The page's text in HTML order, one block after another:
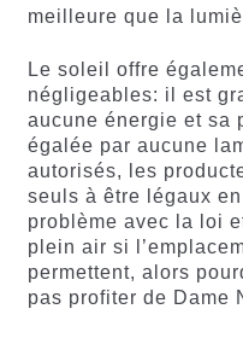
meilleure que la
Le soleil offre
négligeables: il est
aucune énergie et sa
égalée par aucune
autorisés, les
seuls à être légaux
problème avec la loi
plein air si
permettent, alors
pas profiter de Dame